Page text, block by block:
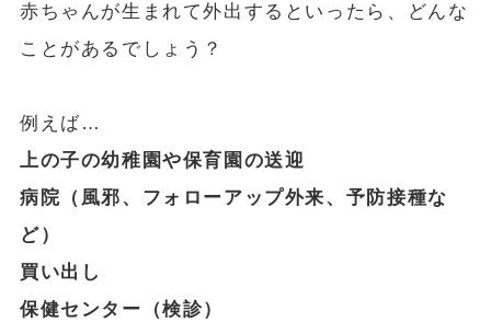
赤ちゃんが生まれて外出するといったら、どんな
ことがあるでしょう？
例えば…
上の子の幼稚園や保育園の送迎
病院（風邪、フォローアップ外来、予防接種な
ど）
買い出し
保健センター（検診）